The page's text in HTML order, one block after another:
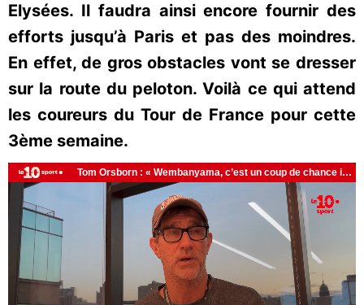
Elysées. Il faudra ainsi encore fournir des
efforts jusqu’à Paris et pas des moindres.
En effet, de gros obstacles vont se dresser
sur la route du peloton. Voilà ce qui attend
les coureurs du Tour de France pour cette
3ème semaine.